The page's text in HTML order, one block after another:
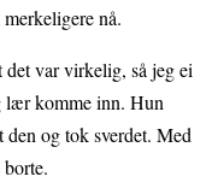
nå.
det var virkelig, så jeg ei
lær komme inn. Hun
den og tok sverdet. Med